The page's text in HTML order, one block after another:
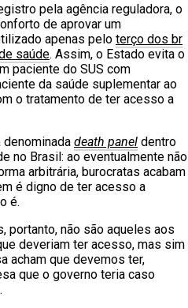
pela agência reguladora, o
de aprovar um
apenas pelo terço dos br
saúde. Assim, o Estado evita o
paciente do SUS com
da saúde suplementar ao
o tratamento de ter acesso a
denominada death panel dentro
no Brasil: ao eventualmente não
arbitrária, burocratas acabam
é digno de ter acesso a
é.
portanto, não são aqueles aos
deveriam ter acesso, mas sim
acham que devemos ter,
que o governo teria caso